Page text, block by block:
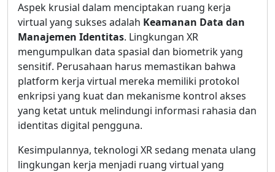
Aspek krusial dalam menciptakan ruang kerja
virtual yang sukses adalah Keamanan Data dan
Manajemen Identitas. Lingkungan XR
mengumpulkan data spasial dan biometrik yang
sensitif. Perusahaan harus memastikan bahwa
platform kerja virtual mereka memiliki protokol
enkripsi yang kuat dan mekanisme kontrol akses
yang ketat untuk melindungi informasi rahasia dan
identitas digital pengguna.
Kesimpulannya, teknologi XR sedang menata ulang
lingkungan kerja menjadi ruang virtual yang